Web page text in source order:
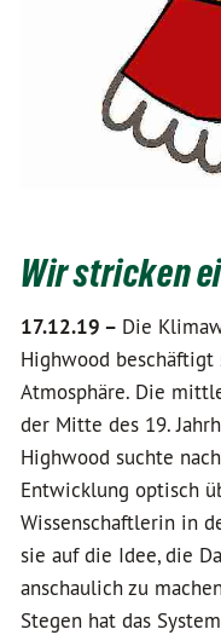
Wir stricken
17.12.19 – Die
Highwood
Atmosphäre. Die
der Mitte des 19.
Highwood suchte
Entwicklung optisch
Wissenschaftlerin in
sie auf die Idee, die
anschaulich zu
Stegen hat das